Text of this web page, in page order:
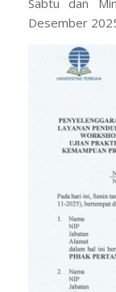
Sabtu dan
Desember